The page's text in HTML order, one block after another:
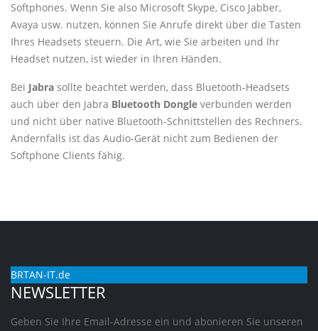
Softphones. Wenn Sie also Microsoft Skype, Cisco Jabber,
Avaya usw. nutzen, können Sie Anrufe direkt über die Tasten
Ihres Headsets steuern. Die Art, wie Sie arbeiten und Ihr
Headset nutzen, ist wieder in Ihren Händen.
Bei Jabra sollte beachtet werden, dass Bluetooth-Headsets
auch über den Jabra Bluetooth Dongle verbunden werden
und nicht über native Bluetooth-Schnittstellen des Rechners.
Andernfalls ist das Audio-Gerät nicht zum Bedienen der
Softphone Clients fähig.
BRTAN-IT.de
NEWSLETTER
Geben Sie Ihre Email-Adresse ein und abonieren Sie unseren